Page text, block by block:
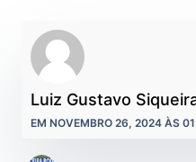
Luiz Gustavo
EM NOVEMBRO 26, 2024 ÀS